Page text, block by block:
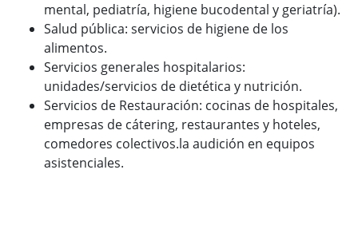
mental, pediatría, higiene bucodental y geriatría).
Salud pública: servicios de higiene de los
alimentos.
Servicios generales hospitalarios:
unidades/servicios de dietética y nutrición.
Servicios de Restauración: cocinas de hospitales,
empresas de cátering, restaurantes y hoteles,
comedores colectivos.la audición en equipos
asistenciales.